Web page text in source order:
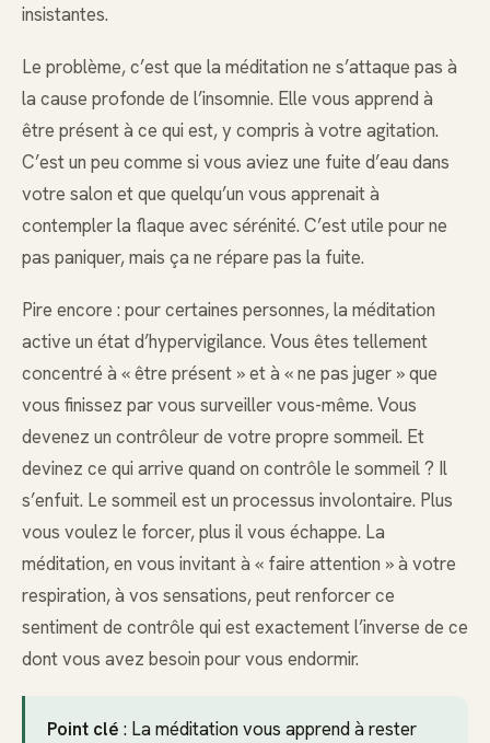
insistantes.
Le problème, c’est que la méditation ne s’attaque pas à
la cause profonde de l’insomnie. Elle vous apprend à
être présent à ce qui est, y compris à votre agitation.
C’est un peu comme si vous aviez une fuite d’eau dans
votre salon et que quelqu’un vous apprenait à
contempler la flaque avec sérénité. C’est utile pour ne
pas paniquer, mais ça ne répare pas la fuite.
Pire encore : pour certaines personnes, la méditation
active un état d’hypervigilance. Vous êtes tellement
concentré à « être présent » et à « ne pas juger » que
vous finissez par vous surveiller vous-même. Vous
devenez un contrôleur de votre propre sommeil. Et
devinez ce qui arrive quand on contrôle le sommeil ? Il
s’enfuit. Le sommeil est un processus involontaire. Plus
vous voulez le forcer, plus il vous échappe. La
méditation, en vous invitant à « faire attention » à votre
respiration, à vos sensations, peut renforcer ce
sentiment de contrôle qui est exactement l’inverse de ce
dont vous avez besoin pour vous endormir.
Point clé : La méditation vous apprend à rester